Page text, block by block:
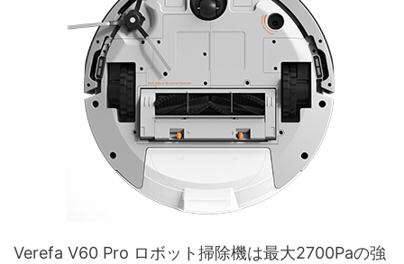
Verefa V60 Pro ロボット掃除機は最大2700Paの強